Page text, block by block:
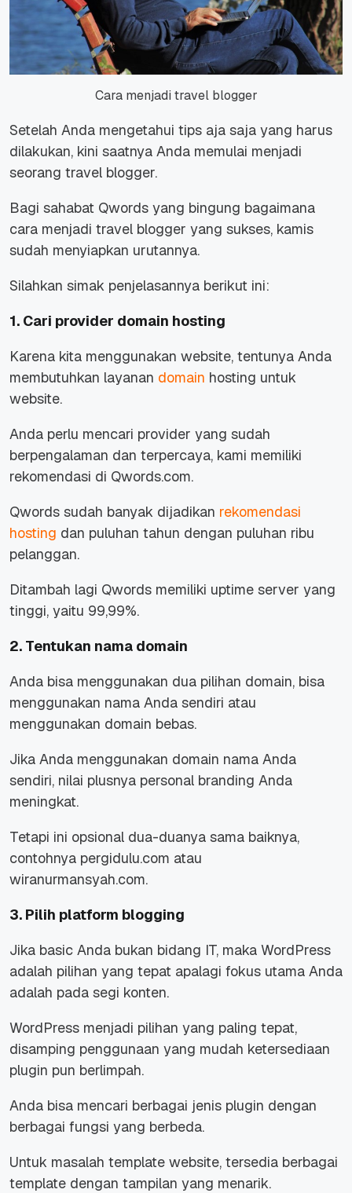
Cara menjadi travel blogger
Setelah Anda mengetahui tips aja saja yang harus
dilakukan, kini saatnya Anda memulai menjadi
seorang travel blogger.
Bagi sahabat Qwords yang bingung bagaimana
cara menjadi travel blogger yang sukses, kamis
sudah menyiapkan urutannya.
Silahkan simak penjelasannya berikut ini:
1. Cari provider domain hosting
Karena kita menggunakan website, tentunya Anda
membutuhkan layanan domain hosting untuk
website.
Anda perlu mencari provider yang sudah
berpengalaman dan terpercaya, kami memiliki
rekomendasi di Qwords.com.
Qwords sudah banyak dijadikan rekomendasi
hosting dan puluhan tahun dengan puluhan ribu
pelanggan.
Ditambah lagi Qwords memiliki uptime server yang
tinggi, yaitu 99,99%.
2. Tentukan nama domain
Anda bisa menggunakan dua pilihan domain, bisa
menggunakan nama Anda sendiri atau
menggunakan domain bebas.
Jika Anda menggunakan domain nama Anda
sendiri, nilai plusnya personal branding Anda
meningkat.
Tetapi ini opsional dua-duanya sama baiknya,
contohnya pergidulu.com atau
wiranurmansyah.com.
3. Pilih platform blogging
Jika basic Anda bukan bidang IT, maka WordPress
adalah pilihan yang tepat apalagi fokus utama Anda
adalah pada segi konten.
WordPress menjadi pilihan yang paling tepat,
disamping penggunaan yang mudah ketersediaan
plugin pun berlimpah.
Anda bisa mencari berbagai jenis plugin dengan
berbagai fungsi yang berbeda.
Untuk masalah template website, tersedia berbagai
template dengan tampilan yang menarik.